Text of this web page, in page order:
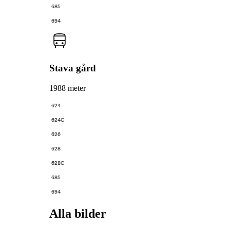
685
694
Stava gård
1988 meter
624
624C
626
628
628C
685
694
Alla bilder